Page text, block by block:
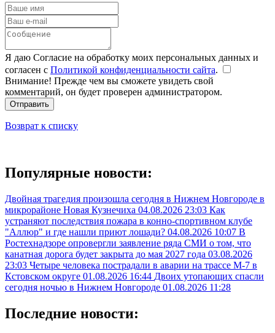
Я даю Согласие на обработку моих персональных данных и
согласен с Политикой конфиденциальности сайта.
Внимание! Прежде чем вы сможете увидеть свой
комментарий, он будет проверен администратором.
Отправить
Возврат к списку
Популярные новости:
Двойная трагедия произошла сегодня в Нижнем Новгороде в
микрорайоне Новая Кузнечиха 04.08.2026 23:03 Как
устраняют последствия пожара в конно-спортивном клубе
"Аллюр" и где нашли приют лошади? 04.08.2026 10:07 В
Ростехнадзоре опровергли заявление ряда СМИ о том, что
канатная дорога будет закрыта до мая 2027 года 03.08.2026
23:03 Четыре человека пострадали в аварии на трассе М-7 в
Кстовском округе 01.08.2026 16:44 Двоих утопающих спасли
сегодня ночью в Нижнем Новгороде 01.08.2026 11:28
Последние новости: